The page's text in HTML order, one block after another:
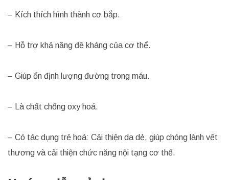
– Kích thích hình thành cơ bắp.
– Hỗ trợ khả năng đề kháng của cơ thể.
– Giúp ổn định lượng đường trong máu.
– Là chất chống oxy hoá.
– Có tác dụng trẻ hoá: Cải thiện da dẻ, giúp chóng lành vết
thương và cải thiện chức năng nội tạng cơ thể.